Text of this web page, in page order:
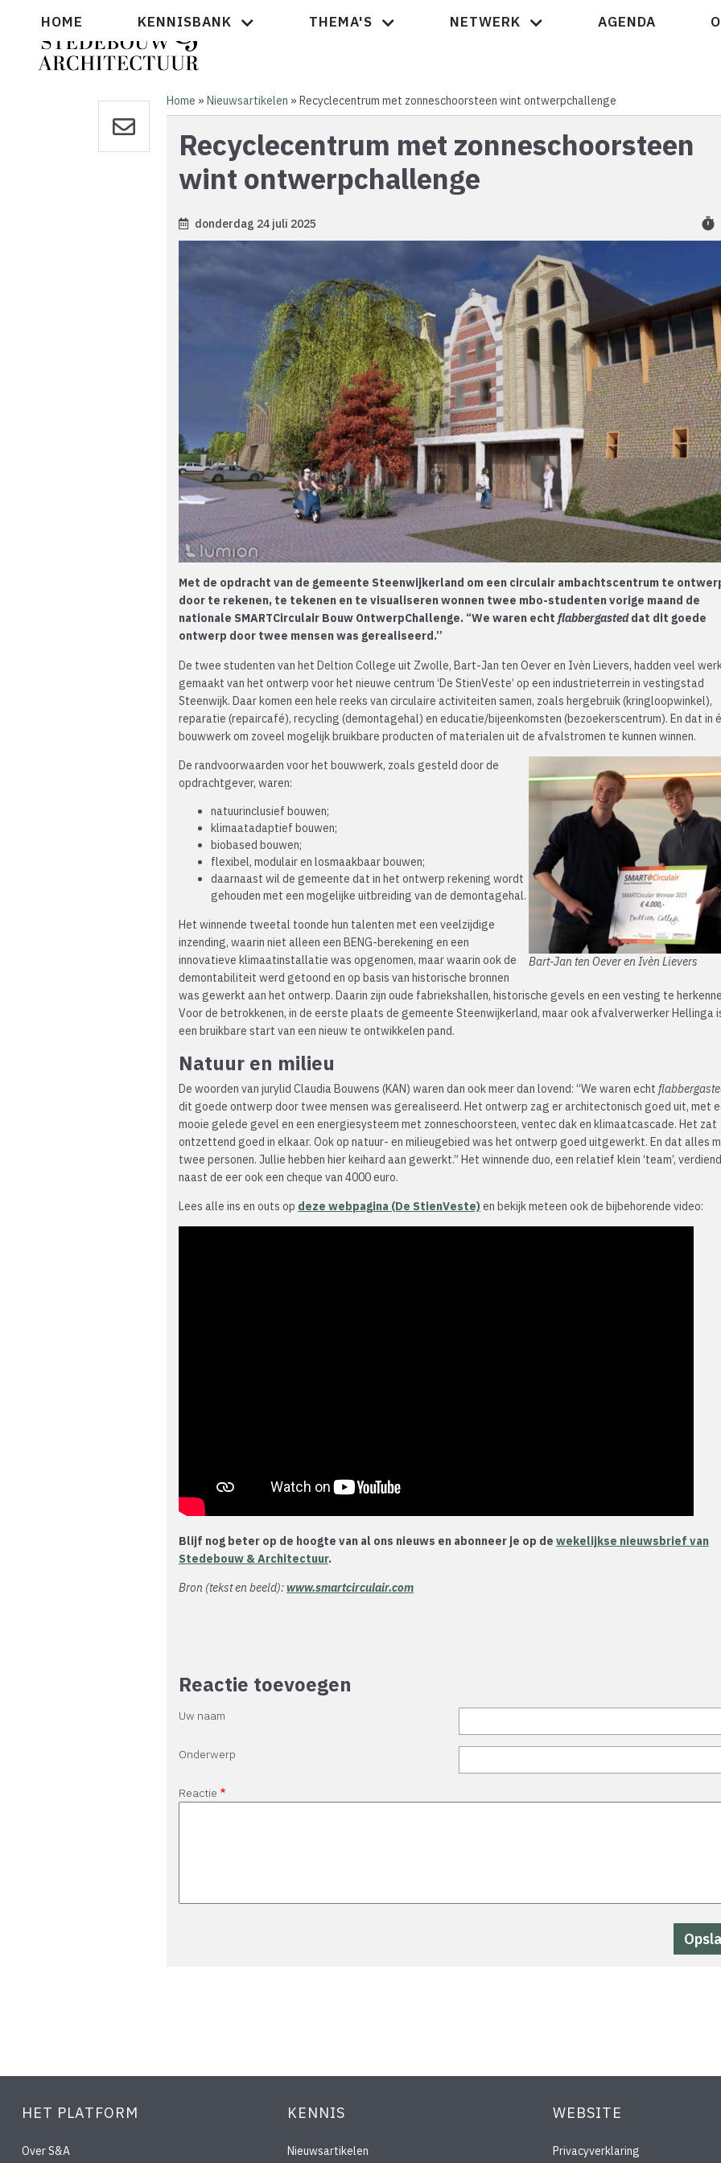
Hoofdnavigatie
HOME KENNISBANK THEMA'S NETWERK AGENDA
Home Nieuwsartikelen Recyclecentrum met zonneschoorsteen wint ontwerpchallenge
Recyclecentrum met zonneschoorsteen
wint ontwerpchallenge
donderdag 24 juli 2025 timer
Met de opdracht van de gemeente Steenwijkerland om een circulair ambachtscentrum te
door te rekenen, te tekenen en te visualiseren wonnen twee mbo-studenten vorige maand de
nationale SMARTCirculair Bouw OntwerpChallenge. “We waren echt flabbergasteddat dit goede
ontwerp door twee mensen was gerealiseerd.”
De twee studenten van het Deltion College uit Zwolle, Bart-Jan ten Oever en Ivèn Lievers, hadden veel
gemaakt van het ontwerp voor het nieuwe centrum ‘De StienVeste’ op een industrieterrein in vestingstad
Steenwijk. Daar komen een hele reeks van circulaire activiteiten samen, zoals hergebruik (kringloopwinkel),
reparatie (repaircafé), recycling (demontagehal) en educatie/bijeenkomsten (bezoekerscentrum). En dat in
bouwwerk om zoveel mogelijk bruikbare producten of materialen uit de afvalstromen te kunnen winnen.
Bart-Jan ten Oever en Ivèn Lievers
De randvoorwaarden voor het bouwwerk, zoals gesteld door de
opdrachtgever, waren:
natuurinclusief bouwen;
klimaatadaptief bouwen;
biobased bouwen;
flexibel, modulair en losmaakbaar bouwen;
daarnaast wil de gemeente dat in het ontwerp rekening wordt
gehouden met een mogelijke uitbreiding van de demontagehal.
Het winnende tweetal toonde hun talenten met een veelzijdige
inzending, waarin niet alleen een BENG-berekening en een
innovatieve klimaatinstallatie was opgenomen, maar waarin ook de
demontabiliteit werd getoond en op basis van historische bronnen
was gewerkt aan het ontwerp. Daarin zijn oude fabriekshallen, historische gevels en een vesting te
Voor de betrokkenen, in de eerste plaats de gemeente Steenwijkerland, maar ook afvalverwerker Hellinga
een bruikbare start van een nieuw te ontwikkelen pand.
Natuur en milieu
De woorden van jurylid Claudia Bouwens (KAN) waren dan ook meer dan lovend: “We waren echt
dit goede ontwerp door twee mensen was gerealiseerd. Het ontwerp zag er architectonisch goed uit, met
mooie gelede gevel en een energiesysteem met zonneschoorsteen, ventec dak en klimaatcascade. Het zat
ontzettend goed in elkaar. Ook op natuur- en milieugebied was het ontwerp goed uitgewerkt. En dat alles
twee personen. Jullie hebben hier keihard aan gewerkt.” Het winnende duo, een relatief klein ‘team’,
naast de eer ook een cheque van 4000 euro.
Lees alle ins en outs op deze webpagina (De StienVeste)en bekijk meteen ook de bijbehorende video:
Blijf nog beter op de hoogte van al ons nieuws en abonneer je op de wekelijkse nieuwsbrief van
Stedebouw & Architectuur.
Bron (tekst en beeld):www.smartcirculair.com
Reactie toevoegen
Uw naam
Onderwerp
Reactie
HET PLATFORM
Over S&A
KENNIS
Nieuwsartikelen
WEBSITE
Privacyverklaring